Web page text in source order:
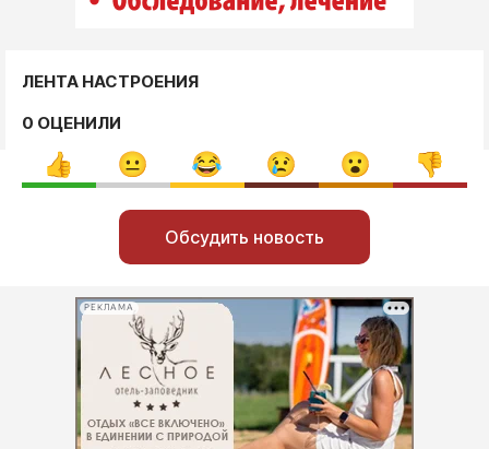
ЛЕНТА НАСТРОЕНИЯ
0 ОЦЕНИЛИ
Обсудить новость
РЕКЛАМА